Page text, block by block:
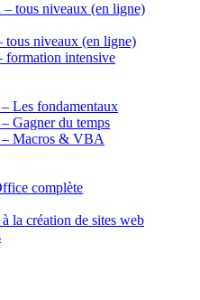
– tous niveaux (en ligne)
tous niveaux (en ligne)
formation intensive
Les fondamentaux
Gagner du temps
Macros & VBA
complète
la création de sites web